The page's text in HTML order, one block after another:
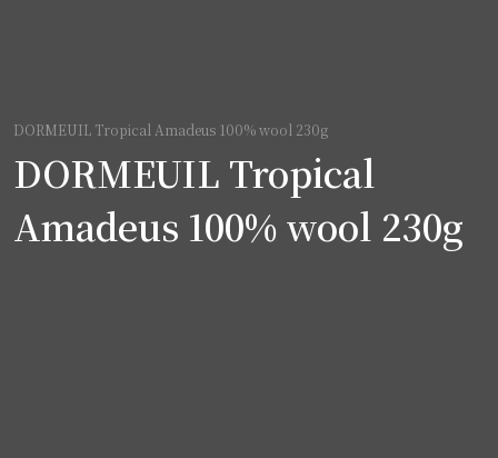
DORMEUIL Tropical Amadeus 100% wool 230g
DORMEUIL Tropical
Amadeus 100% wool 230g